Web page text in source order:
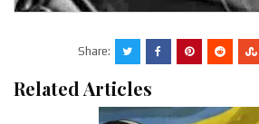
Share:
Related Articles